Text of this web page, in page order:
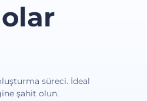
süreci. İdeal
şahit olun.